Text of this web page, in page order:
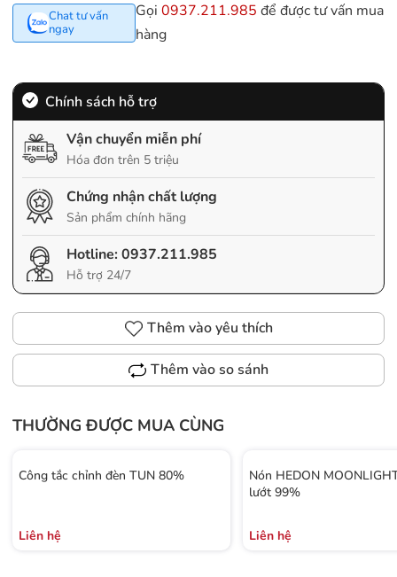
Chat tư vấn
ngay
Gọi 0937.211.985 để được tư vấn mua
hàng
Chính sách hỗ trợ
Vận chuyển miễn phí
Hóa đơn trên 5 triệu
Chứng nhận chất lượng
Sản phẩm chính hãng
Hotline:0937.211.985
Hỗ trợ 24/7
Thêm vào yêu thích
Thêm vào so sánh
THƯỜNG ĐƯỢC MUA CÙNG
Công tắc chỉnh đèn TUN 80%
Liên hệ
Nón HEDON
lướt 99%
Liên hệ